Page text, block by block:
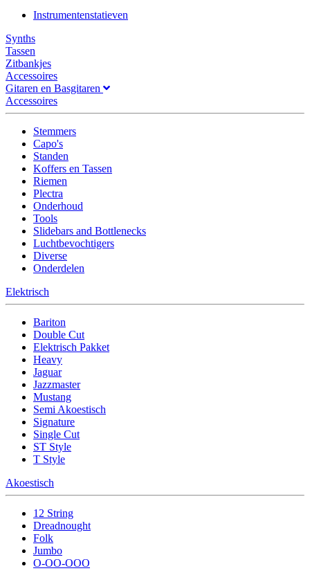
Instrumentenstatieven
Synths
Tassen
Zitbankjes
Accessoires
Gitaren en Basgitaren
Accessoires
Stemmers
Capo's
Standen
Koffers en Tassen
Riemen
Plectra
Onderhoud
Tools
Slidebars and Bottlenecks
Luchtbevochtigers
Diverse
Onderdelen
Elektrisch
Bariton
Double Cut
Elektrisch Pakket
Heavy
Jaguar
Jazzmaster
Mustang
Semi Akoestisch
Signature
Single Cut
ST Style
T Style
Akoestisch
12 String
Dreadnought
Folk
Jumbo
O-OO-OOO